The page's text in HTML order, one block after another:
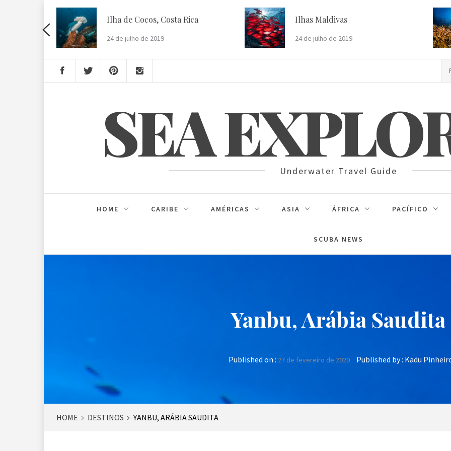
Skip
content
Ilha de Cocos, Costa Rica
24 de julho de 2019
Ilhas Maldivas
24 de julho de 2019
SEA Underwater Travel Guide
HOME CARIBE AMÉRICAS ASIA ÁFRICA PACÍFICO
SCUBA NEWS
Yanbu, Arábia Saudita
Published on : 27 de fevereiro de 2020 Published by : Kadu
HOME DESTINOS YANBU, ARÁBIA SAUDITA